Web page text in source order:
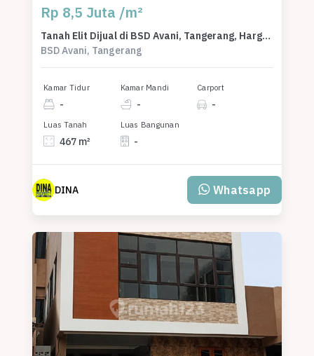
Rp 8,5 Juta /m²
Tanah Elit Dijual di BSD Avani, Tangerang, Harga 3,96 Miliar
BSD Avani, Tangerang
Kamar Tidur
-
Kamar Mandi
-
Carport
-
Luas Tanah
467 m²
Luas Bangunan
-
DINA Whatsapp